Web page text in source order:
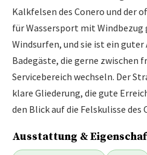
Kalkfelsen des Conero und der
für Wassersport mit
Windsurfen, und sie ist ein
Badegäste, die gerne zwischen
Servicebereich wechseln. Der
klare Gliederung, die gute
den Blick auf die Felskulisse des
Ausstattung &